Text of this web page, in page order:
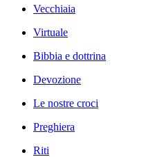
Vecchiaia
Virtuale
Bibbia e dottrina
Devozione
Le nostre croci
Preghiera
Riti